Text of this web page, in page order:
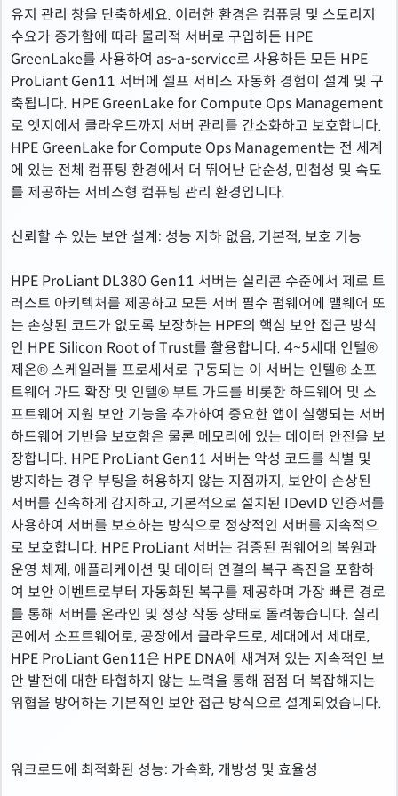
유지 관리 창을 단축하세요. 이러한 환경은 컴퓨팅 및 스토리지
수요가 증가함에 따라 물리적 서버로 구입하든 HPE
GreenLake를 사용하여 as-a-service로 사용하든 모든 HPE
ProLiant Gen11 서버에 셀프 서비스 자동화 경험이 설계 및 구
축됩니다. HPE GreenLake for Compute Ops Management
로 엣지에서 클라우드까지 서버 관리를 간소화하고 보호합니다.
HPE GreenLake for Compute Ops Management는 전 세계
에 있는 전체 컴퓨팅 환경에서 더 뛰어난 단순성, 민첩성 및 속도
를 제공하는 서비스형 컴퓨팅 관리 환경입니다.
신뢰할 수 있는 보안 설계: 성능 저하 없음, 기본적, 보호 기능
HPE ProLiant DL380 Gen11 서버는 실리콘 수준에서 제로 트
러스트 아키텍처를 제공하고 모든 서버 필수 펌웨어에 맬웨어 또
는 손상된 코드가 없도록 보장하는 HPE의 핵심 보안 접근 방식
인 HPE Silicon Root of Trust를 활용합니다. 4~5세대 인텔®
제온® 스케일러블 프로세서로 구동되는 이 서버는 인텔® 소프
트웨어 가드 확장 및 인텔® 부트 가드를 비롯한 하드웨어 및 소
프트웨어 지원 보안 기능을 추가하여 중요한 앱이 실행되는 서버
하드웨어 기반을 보호함은 물론 메모리에 있는 데이터 안전을 보
장합니다. HPE ProLiant Gen11 서버는 악성 코드를 식별 및
방지하는 경우 부팅을 허용하지 않는 지점까지, 보안이 손상된
서버를 신속하게 감지하고, 기본적으로 설치된 IDevID 인증서를
사용하여 서버를 보호하는 방식으로 정상적인 서버를 지속적으
로 보호합니다. HPE ProLiant 서버는 검증된 펌웨어의 복원과
운영 체제, 애플리케이션 및 데이터 연결의 복구 촉진을 포함하
여 보안 이벤트로부터 자동화된 복구를 제공하며 가장 빠른 경로
를 통해 서버를 온라인 및 정상 작동 상태로 돌려놓습니다. 실리
콘에서 소프트웨어로, 공장에서 클라우드로, 세대에서 세대로,
HPE ProLiant Gen11은 HPE DNA에 새겨져 있는 지속적인 보
안 발전에 대한 타협하지 않는 노력을 통해 점점 더 복잡해지는
위협을 방어하는 기본적인 보안 접근 방식으로 설계되었습니다.
워크로드에 최적화된 성능: 가속화, 개방성 및 효율성